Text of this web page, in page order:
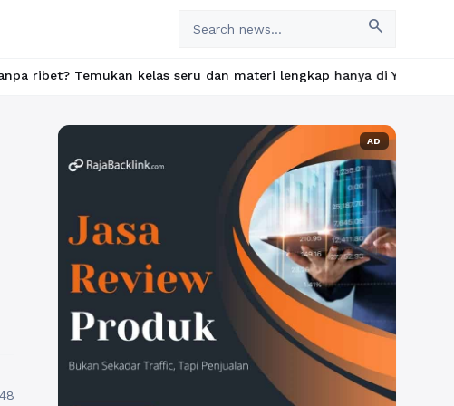
search
kelas seru dan materi lengkap hanya di YukBelajar.com. Mulai
AD